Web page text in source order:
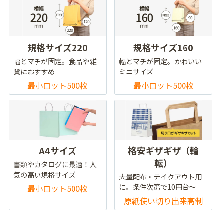
規格サイズ220
幅とマチが固定。食品や雑
貨におすすめ
最小ロット500枚
規格サイズ160
幅とマチが固定。かわいい
ミニサイズ
最小ロット500枚
A4サイズ
書類やカタログに最適！人
気の高い規格サイズ
最小ロット500枚
格安ギザギザ（輪
転）
大量配布・テイクアウト用
に。条件次第で10円台～
原紙使い切り出来高制